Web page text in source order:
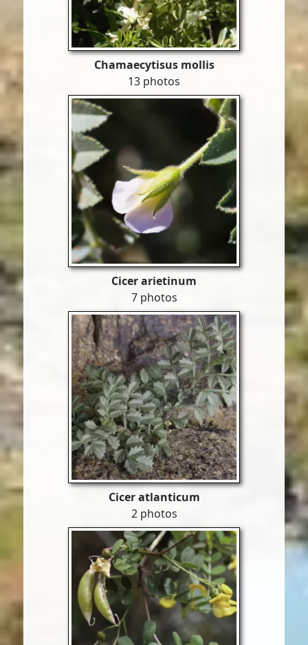
Chamaecytisus mollis
13 photos
Cicer arietinum
7 photos
Cicer atlanticum
2 photos